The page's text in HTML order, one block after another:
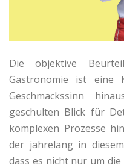
Die objektive
Gastronomie ist eine
Geschmackssinn
geschulten Blick für
komplexen Prozesse
der jahrelang in
dass es nicht nur um